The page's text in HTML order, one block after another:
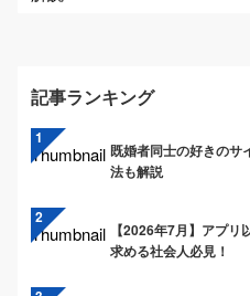
記事ランキング
既婚者同士の好きのサ
法も解説
【2026年7月】アプ
求める社会人必見！